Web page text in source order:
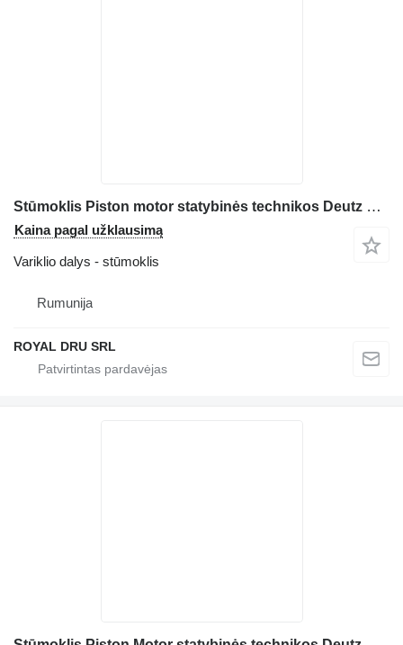
Stūmoklis Piston motor statybinės technikos Deutz D2011L2
Kaina pagal užklausimą
Variklio dalys - stūmoklis
Rumunija
ROYAL DRU SRL